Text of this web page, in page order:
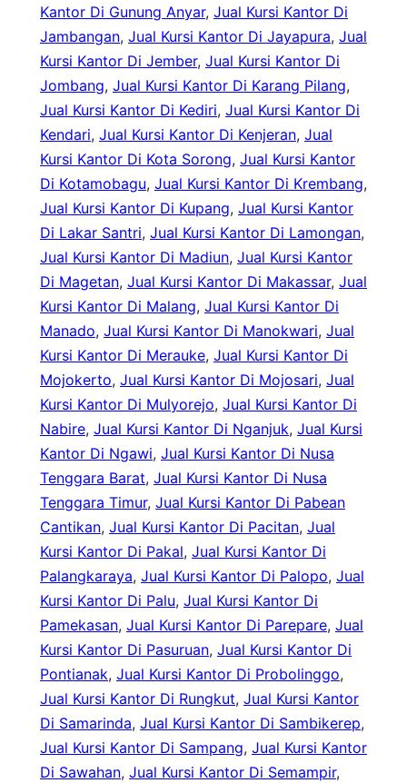
Kantor Di Gunung Anyar, Jual Kursi Kantor Di
Jambangan, Jual Kursi Kantor Di Jayapura, Jual
Kursi Kantor Di Jember, Jual Kursi Kantor Di
Jombang, Jual Kursi Kantor Di Karang Pilang
Jual Kursi Kantor Di Kediri, Jual Kursi Kantor Di
Kendari, Jual Kursi Kantor Di Kenjeran, Jual
Kursi Kantor Di Kota Sorong, Jual Kursi Kantor
Di Kotamobagu, Jual Kursi Kantor Di Krembang
Jual Kursi Kantor Di Kupang, Jual Kursi Kantor
Di Lakar Santri, Jual Kursi Kantor Di Lamongan
Jual Kursi Kantor Di Madiun, Jual Kursi Kantor
Di Magetan, Jual Kursi Kantor Di Makassar, Jual
Kursi Kantor Di Malang, Jual Kursi Kantor Di
Manado, Jual Kursi Kantor Di Manokwari, Jual
Kursi Kantor Di Merauke, Jual Kursi Kantor Di
Mojokerto, Jual Kursi Kantor Di Mojosari, Jual
Kursi Kantor Di Mulyorejo, Jual Kursi Kantor Di
Nabire, Jual Kursi Kantor Di Nganjuk, Jual Kursi
Kantor Di Ngawi, Jual Kursi Kantor Di Nusa
Tenggara Barat, Jual Kursi Kantor Di Nusa
Tenggara Timur, Jual Kursi Kantor Di Pabean
Cantikan, Jual Kursi Kantor Di Pacitan, Jual
Kursi Kantor Di Pakal, Jual Kursi Kantor Di
Palangkaraya, Jual Kursi Kantor Di Palopo, Jual
Kursi Kantor Di Palu, Jual Kursi Kantor Di
Pamekasan, Jual Kursi Kantor Di Parepare, Jual
Kursi Kantor Di Pasuruan, Jual Kursi Kantor Di
Pontianak, Jual Kursi Kantor Di Probolinggo
Jual Kursi Kantor Di Rungkut, Jual Kursi Kantor
Di Samarinda, Jual Kursi Kantor Di Sambikerep
Jual Kursi Kantor Di Sampang, Jual Kursi Kantor
Di Sawahan, Jual Kursi Kantor Di Semampir